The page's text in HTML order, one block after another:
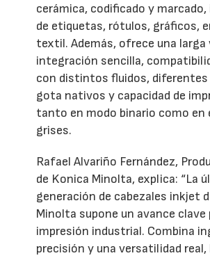
cerámica, codificado y
de etiquetas, rótulos, gráficos,
textil. Además, ofrece una larga
integración sencilla,
con distintos fluidos, diferentes
gota nativos y capacidad de
tanto en modo binario como en
grises.
Rafael Alvariño Fernández,
de Konica Minolta, explica: “La
generación de cabezales inkjet
Minolta supone un avance clave
impresión industrial. Combina
precisión y una versatilidad real,